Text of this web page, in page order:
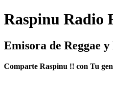
Raspinu Radio
Emisora de Reggae
Comparte Raspinu !! con Tu